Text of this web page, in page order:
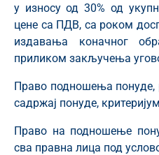
у износу од 30% од
цене са ПДВ, са роком
издавања коначног
приликом закључења
Право подношења
садржај понуде,
Право на подношење
сва правна лица под